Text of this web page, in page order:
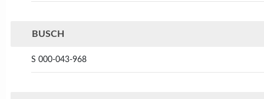
BUSCH
S 000-043-968